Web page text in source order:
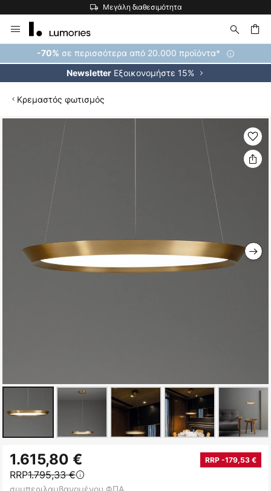
Μεγάλη διαθεσιμότητα
Μετάβαση
στο
περιεχόμενο
-70% σε περισσότερα από 20.000 προϊόντα*
Newsletter Εξοικονομήστε 15%
Κρεμαστός φωτισμός
στην
αρχή
1.615,80 € RRP -179,53 €
RRP1.795,33 €